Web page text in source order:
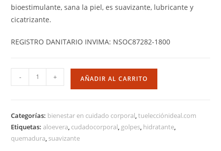
bioestimulante, sana la piel, es suavizante, lubricante y
cicatrizante.
REGISTRO DANITARIO INVIMA: NSOC87282-1800
- + AÑADIR AL CARRITO
Categorías: bienestar en cuidado corporal,tuelecciónideal.com
Etiquetas:aloevera, cudadocorporal, golpes, hidratante,
quemadura, suavizante